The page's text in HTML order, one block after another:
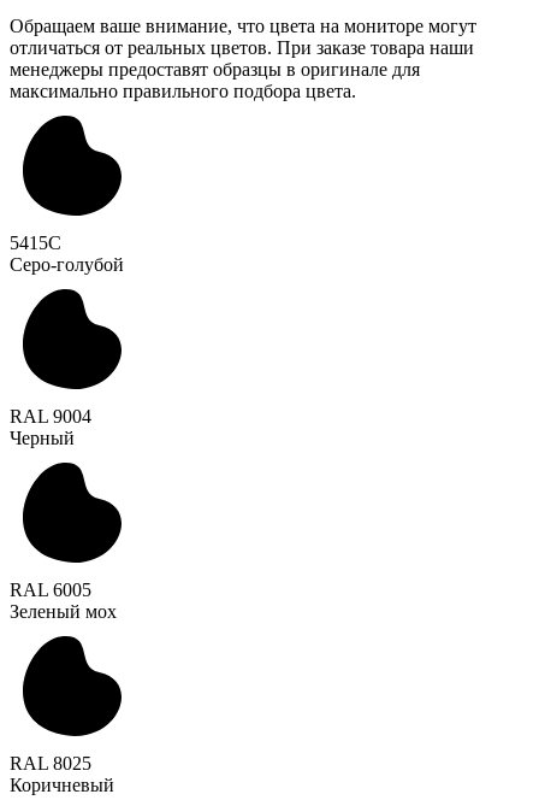
Обращаем ваше внимание, что цвета на мониторе могут
отличаться от реальных цветов. При заказе товара наши
менеджеры предоставят образцы в оригинале для
максимально правильного подбора цвета.
5415C
Серо-голубой
RAL 9004
Черный
RAL 6005
Зеленый мох
RAL 8025
Коричневый